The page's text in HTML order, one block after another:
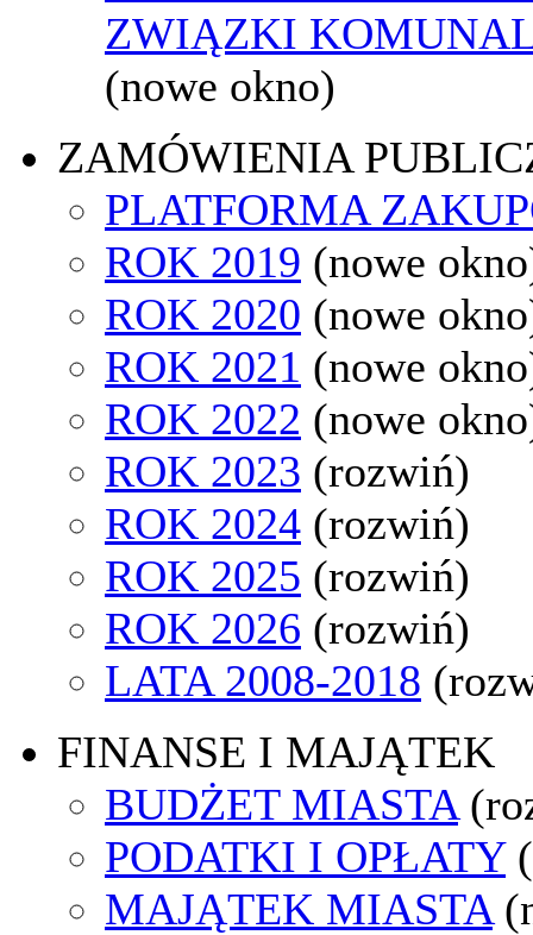
ZWIĄZKI
(nowe okno)
ZAMÓWIENIA
PLATFORMA
ROK 2019 (nowe
ROK 2020 (nowe
ROK 2021 (nowe
ROK 2022 (nowe
ROK 2023 (rozwiń)
ROK 2024 (rozwiń)
ROK 2025 (rozwiń)
ROK 2026 (rozwiń)
LATA 2008-2018
FINANSE I MAJĄTEK
BUDŻET MIASTA
PODATKI I OPŁATY
MAJĄTEK MIASTA